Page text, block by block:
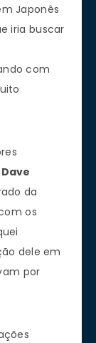
Japonês
iria buscar
com
Dave
da
os
dele em
por